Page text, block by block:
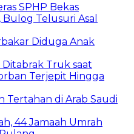
SPHP Bekas
Telusuri Asal
Diduga Anak
Truk saat
Terjepit Hingga
Tertahan di Arab Saudi
44 Jamaah Umrah